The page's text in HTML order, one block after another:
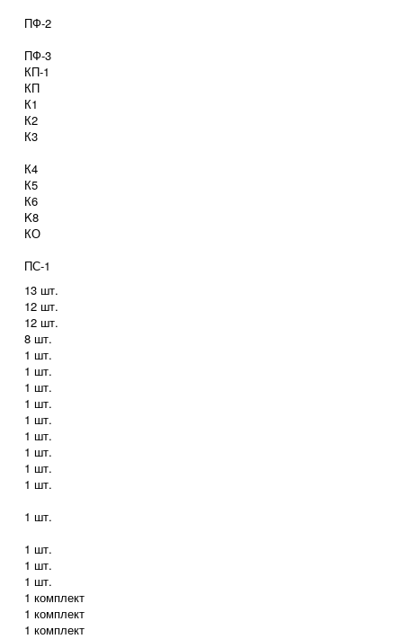
ПФ-2
ПФ-3
КП-1
КП
К1
К2
К3
К4
К5
К6
K8
КО
ПС-1
13 шт.
12 шт.
12 шт.
8 шт.
1 шт.
1 шт.
1 шт.
1 шт.
1 шт.
1 шт.
1 шт.
1 шт.
1 шт.
1 шт.
1 шт.
1 шт.
1 шт.
1 комплект
1 комплект
1 комплект